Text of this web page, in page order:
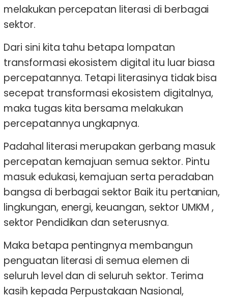
melakukan percepatan literasi di berbagai
sektor.
Dari sini kita tahu betapa lompatan
transformasi ekosistem digital itu luar biasa
percepatannya. Tetapi literasinya tidak bisa
secepat transformasi ekosistem digitalnya,
maka tugas kita bersama melakukan
percepatannya ungkapnya.
Padahal literasi merupakan gerbang masuk
percepatan kemajuan semua sektor. Pintu
masuk edukasi, kemajuan serta peradaban
bangsa di berbagai sektor Baik itu pertanian,
lingkungan, energi, keuangan, sektor UMKM ,
sektor Pendidikan dan seterusnya.
Maka betapa pentingnya membangun
penguatan literasi di semua elemen di
seluruh level dan di seluruh sektor. Terima
kasih kepada Perpustakaan Nasional,